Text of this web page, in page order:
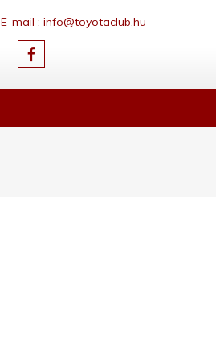
E-mail : info@toyotaclub.hu